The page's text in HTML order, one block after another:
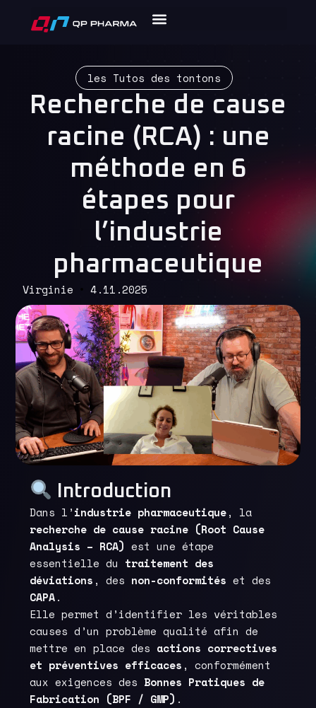
les Tutos des tontons
Recherche de cause
racine (RCA) : une
méthode en 6
étapes pour
l’industrie
pharmaceutique
Virginie 4.11.2025
Introduction
Dans l’industrie pharmaceutique, la
recherche de cause racine (Root Cause
Analysis – RCA) est une étape
essentielle du traitement des
déviations , des non-conformités et des
CAPA.
Elle permet d’identifier les véritables
causes d’un problème qualité afin de
mettre en place des actions correctives
et préventives efficaces , conformément
aux exigences des Bonnes Pratiques de
Fabrication (BPF / GMP) .